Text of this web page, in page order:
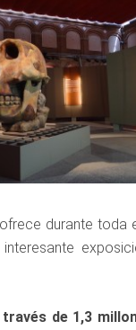
durante toda
interesante
de 1,3